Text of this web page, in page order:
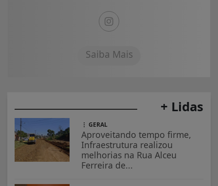
Saiba Mais
+ Lidas
GERAL
Aproveitando tempo firme,
Infraestrutura realizou
melhorias na Rua Alceu
Ferreira de...